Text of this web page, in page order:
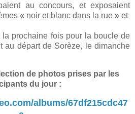
au concours, et exposaient
« noir et blanc dans la rue » et
la prochaine fois pour la boucle de
au départ de Sorèze, le dimanche
de photos prises par les
du jour :
albums/67df215cdc47